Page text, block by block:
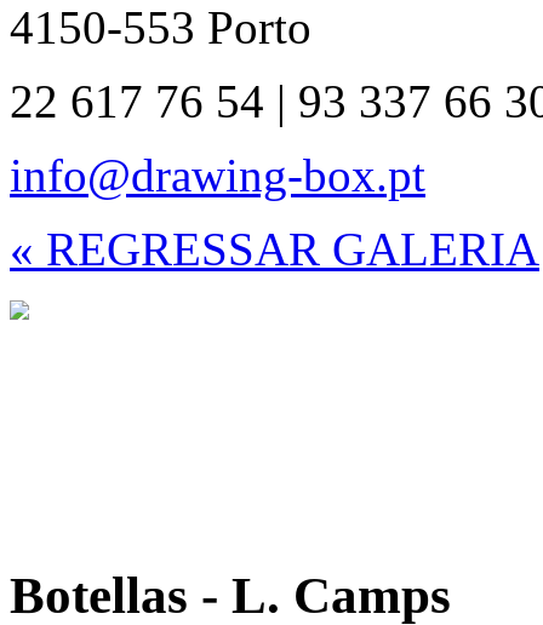
4150-553 Porto
22 617 76 54 | 93 337 66
info@drawing-box.pt
« REGRESSAR GALERIA
Botellas - L. Camps